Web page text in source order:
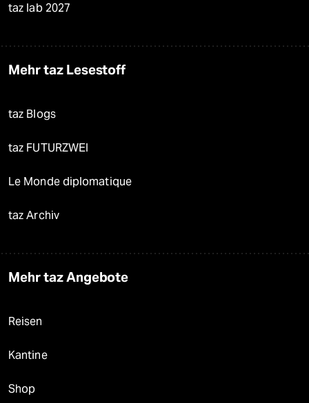
taz lab 2027
Mehr taz Lesestoff
taz Blogs
taz FUTURZWEI
Le Monde diplomatique
taz Archiv
Mehr taz Angebote
Reisen
Kantine
Shop